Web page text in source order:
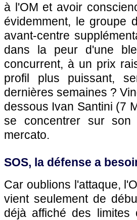
à l'OM et avoir
évidemment, le groupe
avant-centre
dans la peur d'une
concurrent, à un prix
profil plus puissant,
dernières semaines ?
dessous Ivan Santini (7
se concentrer sur
mercato.
SOS, la défense a
Car oublions l'attaque,
vient seulement de
déjà affiché des limites